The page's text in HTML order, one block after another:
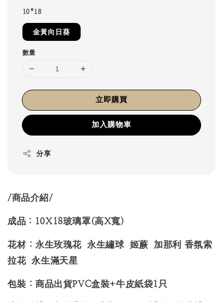
10*18
金黃向日葵
數量
立即購買
加入購物車
分享
/商品介紹/
成品：10X18玻璃罩(高X寬)
花材 : 永生玫瑰花 永生繡球 姬蕨 加那利 香氛索
拉花 永生滿天星
包裝 : 商品出貨PVC盒裝+牛皮紙袋1只